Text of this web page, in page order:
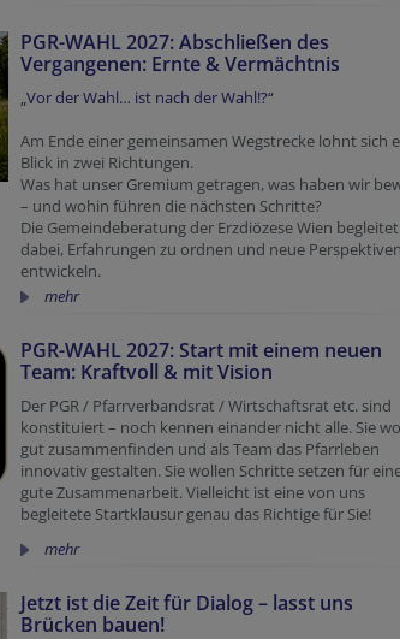
PGR-WAHL 2027: Abschließen des
Vergangenen: Ernte & Vermächtnis
„Vor der Wahl… ist nach der Wahl!?“
Am Ende einer gemeinsamen Wegstrecke lohnt sich
Blick in zwei Richtungen.
Was hat unser Gremium getragen, was haben wir
– und wohin führen die nächsten Schritte?
Die Gemeindeberatung der Erzdiözese Wien begleitet
dabei, Erfahrungen zu ordnen und neue
entwickeln.
mehr
PGR-WAHL 2027: Start mit einem neuen
Team: Kraftvoll & mit Vision
Der PGR / Pfarrverbandsrat / Wirtschaftsrat etc. sind
konstituiert – noch kennen einander nicht alle. Sie
gut zusammenfinden und als Team das Pfarrleben
innovativ gestalten. Sie wollen Schritte setzen für
gute Zusammenarbeit. Vielleicht ist eine von uns
begleitete Startklausur genau das Richtige für Sie!
mehr
Jetzt ist die Zeit für Dialog – lasst uns
Brücken bauen!